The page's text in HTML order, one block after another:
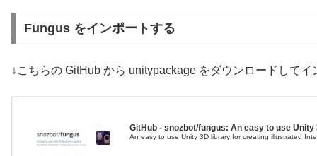
Fungus をインポートする
↓こちらの GitHub から unitypackage をダウンロードして
GitHub - snozbot/fungus: An easy to use
An easy to use Unity 3D library for creating illustrated